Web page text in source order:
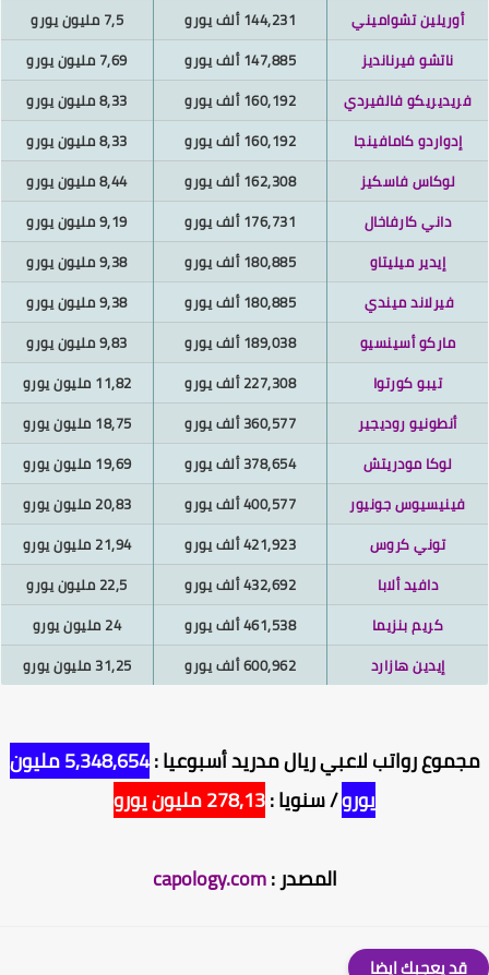
أوريلين تشواميني
144,231ألف يورو
7,5 مليون يورو
ناتشو فيرنانديز
147,885 ألف يورو
7,69 مليون يورو
فالفيردي
160,192 ألف يورو
8,33 مليون يورو
إدواردو كامافينجا
160,192ألف يورو
8,33 مليون يورو
لوكاس فاسكيز
162,308 ألف يورو
8,44 مليون يورو
داني كارفاخال
176,731 ألف يورو
9,19 مليون يورو
إيدير ميليتاو
180,885 ألف يورو
9,38 مليون يورو
فيرلاند ميندي
180,885ألف يورو 9,38مليون يورو
ماركو أسينسيو
189,038ألف يورو
9,83 مليون يورو
تيبو كورتوا
227,308 ألف يورو
11,82 مليون يورو
أنطونيو روديجير
360,577 ألف يورو
18,75 مليون يورو
لوكا مودريتش
378,654 ألف يورو
19,69 مليون يورو
فينيسيوس جونيور
400,577 ألف يورو
20,83 مليون يورو
توني كروس
421,923 ألف يورو
21,94 مليون يورو
دافيد ألابا
432,692 ألف يورو
22,5 مليون يورو
كريم بنزيما
461,538 ألف يورو
إيدين هازارد
600,962 ألف يورو 31,25 مليون يورو
رواتب لاعبي ريال مدريد أسبوعيا :
5,348,654 مليون
يورو/ سنويا :278,13 مليون يورو
المصدر :capology.com
قد يعجبك ايضا